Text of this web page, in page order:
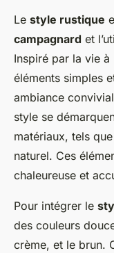
Le style rustique
campagnard et
Inspiré par la vie
éléments simples
ambiance
style se
matériaux, tels
naturel. Ces
chaleureuse et
Pour intégrer le
des couleurs
crème, et le brun.